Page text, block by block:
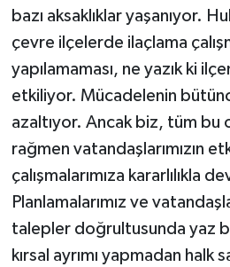
bazı aksaklıklar yaşanıyor.
çevre ilçelerde ilaçlama
yapılamaması, ne yazık ki
etkiliyor. Mücadelenin
azaltıyor. Ancak biz, tüm bu
rağmen vatandaşlarımızın
çalışmalarımıza kararlılıkla
Planlamalarımız ve
talepler doğrultusunda yaz
kırsal ayrımı yapmadan halk